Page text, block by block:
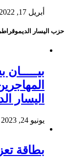
أبريل 17, 2022
حزب اليسار
اليسار
يونيو 24, 2023
بطاقة